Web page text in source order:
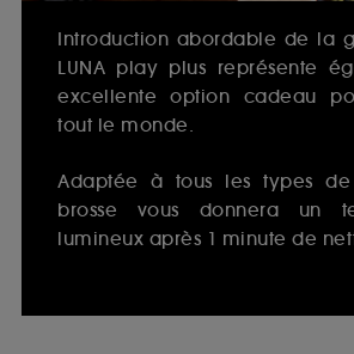
Introduction abordable de la
LUNA play plus représente
excellente option cadeau
tout le monde.
Adaptée à tous les types
brosse vous donnera un
lumineux après 1 minute de